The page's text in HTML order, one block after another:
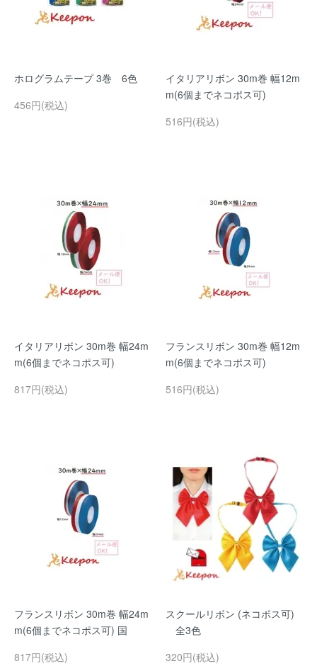
ホログラムテープ 3巻 6色
456円(税込)
イタリアリボン 30m巻 幅12m
m(6個までネコポス可)
516円(税込)
イタリアリボン 30m巻 幅24m
m(6個までネコポス可)
817円(税込)
フランスリボン 30m巻 幅12m
m(6個までネコポス可)
516円(税込)
フランスリボン 30m巻 幅24m
m(6個までネコポス可) 国
817円(税込)
スクールリボン (ネコポス可)
全3色
320円(税込)